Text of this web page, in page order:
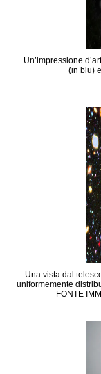
Un’impressione
(in blu)
Una vista dal
uniformemente
FONTE